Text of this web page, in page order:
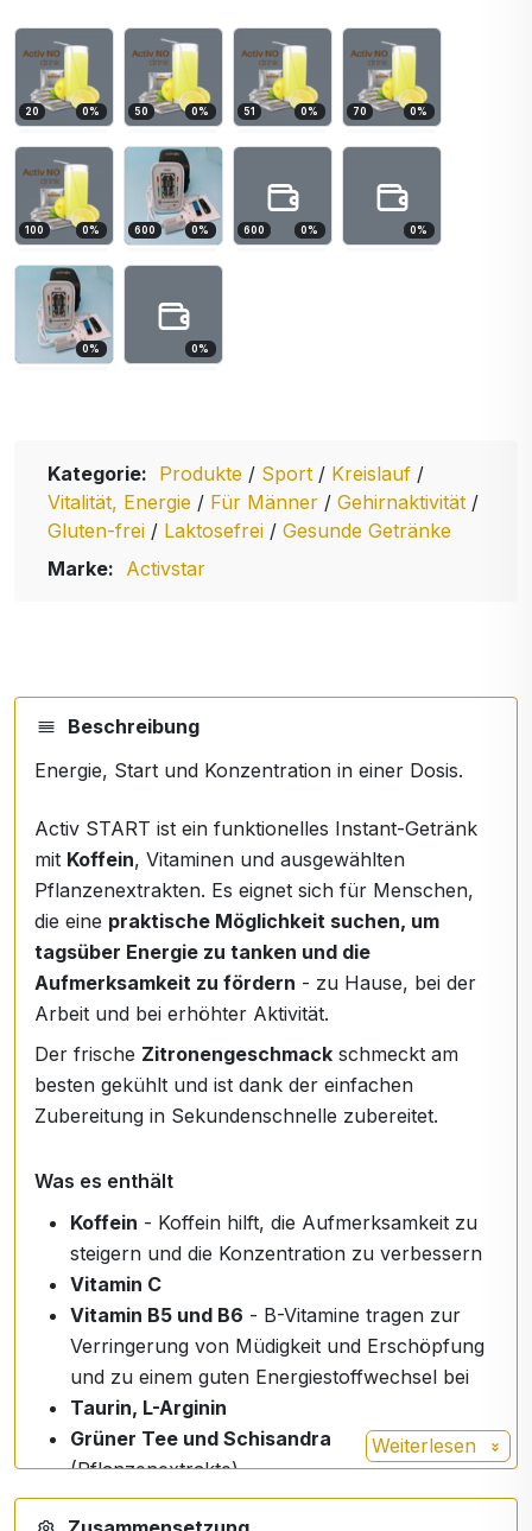
20 0% 50 0% 51 0% 70 0%
100 0% 600 0% 600 0% 0%
0% 0%
Kategorie: Produkte / Sport / Kreislauf /
Vitalität, Energie / Für Männer / Gehirnaktivität /
Gluten-frei / Laktosefrei / Gesunde Getränke
Marke: Activstar
Beschreibung
Energie, Start und Konzentration in einer Dosis.
Activ START ist ein funktionelles Instant-Getränk
mit Koffein, Vitaminen und ausgewählten
Pflanzenextrakten. Es eignet sich für Menschen,
die eine praktische Möglichkeit suchen, um
tagsüber Energie zu tanken und die
Aufmerksamkeit zu fördern - zu Hause, bei der
Arbeit und bei erhöhter Aktivität.
Der frische Zitronengeschmack schmeckt am
besten gekühlt und ist dank der einfachen
Zubereitung in Sekundenschnelle zubereitet.
Was es enthält
Koffein - Koffein hilft, die Aufmerksamkeit zu
steigern und die Konzentration zu verbessern
Vitamin C
Vitamin B5 und B6 - B-Vitamine tragen zur
Verringerung von Müdigkeit und Erschöpfung
und zu einem guten Energiestoffwechsel bei
Taurin, L-Arginin
Grüner Tee und Schisandra
(Pflanzenextrakte)
Weiterlesen